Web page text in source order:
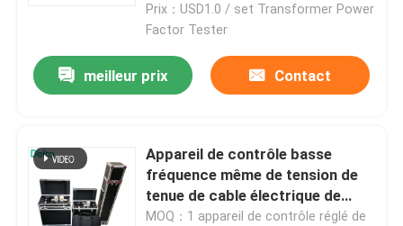
Prix：USD1.0 / set Transformer Power
Factor Tester
meilleur prix Contact
Appareil de contrôle basse
fréquence même de tension de
tenue de cable électrique de
série de très basse fréquence
MOQ：1 appareil de contrôle réglé de